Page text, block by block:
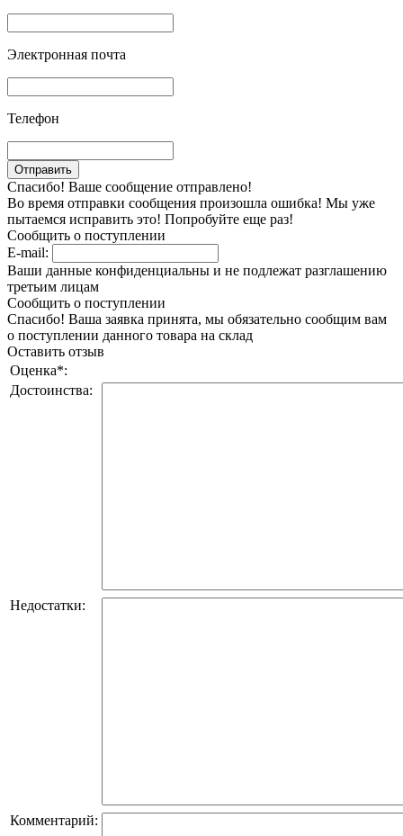
Электронная почта
Телефон
Спасибо! Ваше сообщение отправлено!
Во время отправки сообщения произошла ошибка! Мы уже
пытаемся исправить это! Попробуйте еще раз!
Сообщить о поступлении
E-mail:
Ваши данные конфиденциальны и не подлежат разглашению
третьим лицам
Сообщить о поступлении
Спасибо! Ваша заявка принята, мы обязательно сообщим вам
о поступлении данного товара на склад
Оставить отзыв
Оценка*:
Достоинства:
Недостатки:
Комментарий: